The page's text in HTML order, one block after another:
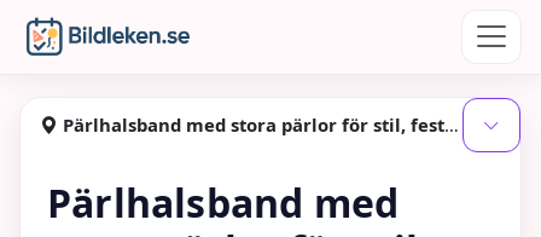
Hoppa till huvudinnehåll
Bildleken
Pärlhalsband med stora pärlor för stil, fest och vardag
Pärlhalsband med